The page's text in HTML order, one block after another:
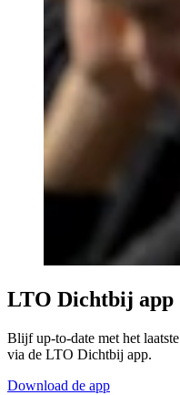
LTO Dichtbij app
Blijf up-to-date met het
via de LTO Dichtbij app.
Download de app